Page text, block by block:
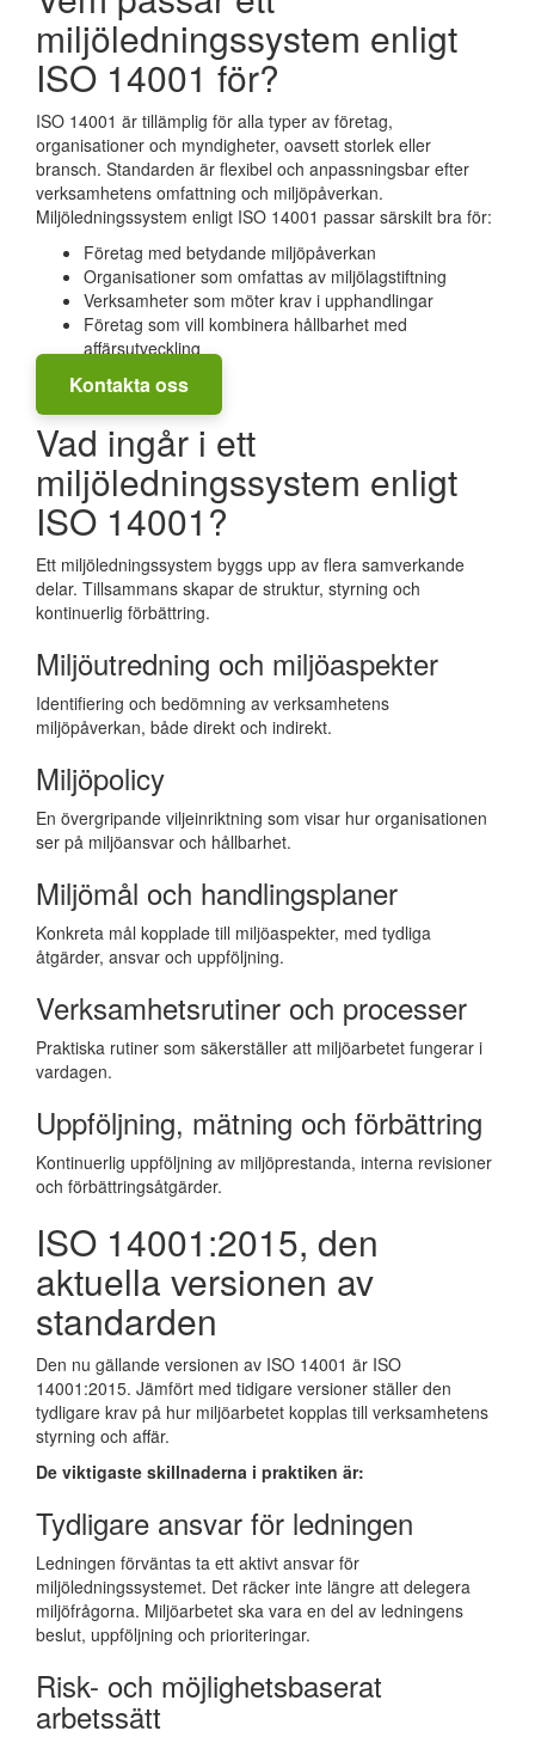
miljöledningssystem enligt
ISO 14001 för?
ISO 14001 är tillämplig för alla typer av företag,
organisationer och myndigheter, oavsett storlek eller
bransch. Standarden är flexibel och anpassningsbar efter
verksamhetens omfattning och miljöpåverkan.
Miljöledningssystem enligt ISO 14001 passar särskilt bra för:
Företag med betydande miljöpåverkan
Organisationer som omfattas av miljölagstiftning
Verksamheter som möter krav i upphandlingar
Företag som vill kombinera hållbarhet med
affärsutveckling
Kontakta oss
Vad ingår i ett
miljöledningssystem enligt
ISO 14001?
Ett miljöledningssystem byggs upp av flera samverkande
delar. Tillsammans skapar de struktur, styrning och
kontinuerlig förbättring.
Miljöutredning och miljöaspekter
Identifiering och bedömning av verksamhetens
miljöpåverkan, både direkt och indirekt.
Miljöpolicy
En övergripande viljeinriktning som visar hur organisationen
ser på miljöansvar och hållbarhet.
Miljömål och handlingsplaner
Konkreta mål kopplade till miljöaspekter, med tydliga
åtgärder, ansvar och uppföljning.
Verksamhetsrutiner och processer
Praktiska rutiner som säkerställer att miljöarbetet fungerar i
vardagen.
Uppföljning, mätning och förbättring
Kontinuerlig uppföljning av miljöprestanda, interna revisioner
och förbättringsåtgärder.
ISO 14001:2015, den
aktuella versionen av
standarden
Den nu gällande versionen av ISO 14001 är ISO
14001:2015. Jämfört med tidigare versioner ställer den
tydligare krav på hur miljöarbetet kopplas till verksamhetens
styrning och affär.
De viktigaste skillnaderna i praktiken är:
Tydligare ansvar för ledningen
Ledningen förväntas ta ett aktivt ansvar för
miljöledningssystemet. Det räcker inte längre att delegera
miljöfrågorna. Miljöarbetet ska vara en del av ledningens
beslut, uppföljning och prioriteringar.
Risk- och möjlighetsbaserat
arbetssätt